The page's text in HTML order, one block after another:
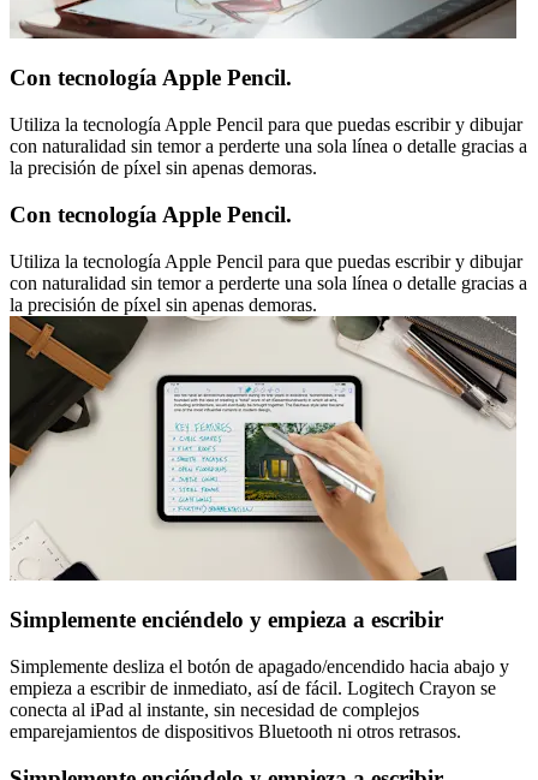
Con tecnología Apple Pencil.
Utiliza la tecnología Apple Pencil para que puedas escribir y dibujar
con naturalidad sin temor a perderte una sola línea o detalle gracias a
la precisión de píxel sin apenas demoras.
Con tecnología Apple Pencil.
Utiliza la tecnología Apple Pencil para que puedas escribir y dibujar
con naturalidad sin temor a perderte una sola línea o detalle gracias a
la precisión de píxel sin apenas demoras.
Simplemente enciéndelo y empieza a escribir
Simplemente desliza el botón de apagado/encendido hacia abajo y
empieza a escribir de inmediato, así de fácil. Logitech Crayon se
conecta al iPad al instante, sin necesidad de complejos
emparejamientos de dispositivos Bluetooth ni otros retrasos.